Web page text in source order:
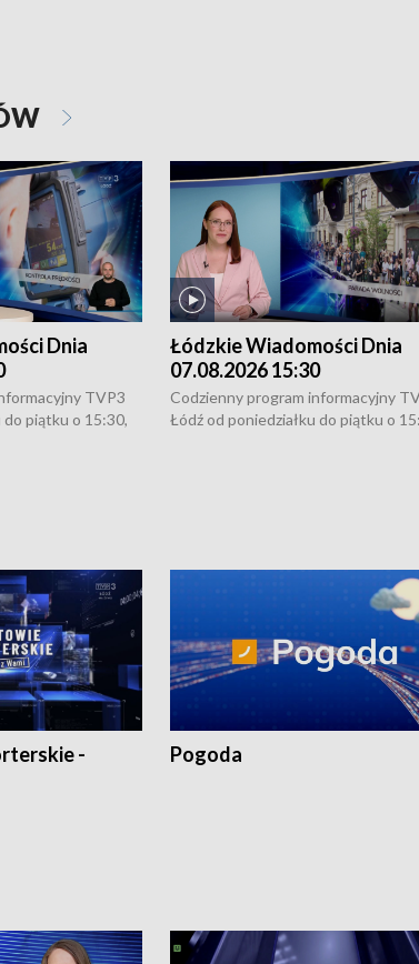
Dnia
TVP3
do piątku o 15:30,
Łódzkie Wiadomości Dnia
07.08.2026 15:30
Codzienny program informacyjny
Łódź od poniedziałku do piątku o
-
Pogoda